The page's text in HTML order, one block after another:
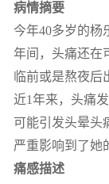
病情摘要
今年40多岁的杨
年间，头痛还在
临前或是熬夜后
近1年来，头痛
可能引发头晕头
严重影响到了她
痛感描述